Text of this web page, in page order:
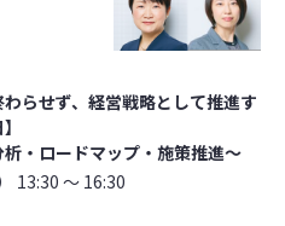
らせず、経営戦略として推進す
・ロードマップ・施策推進～
13:30 ～ 16:30